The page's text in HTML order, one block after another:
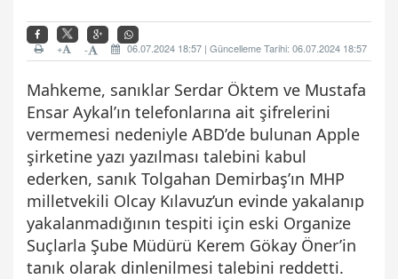
06.07.2024 18:57 | Güncelleme Tarihi: 06.07.2024 18:57
-
+
Mahkeme, sanıklar Serdar Öktem ve Mustafa
Ensar Aykal’ın telefonlarına ait şifrelerini
vermemesi nedeniyle ABD’de bulunan Apple
şirketine yazı yazılması talebini kabul
ederken, sanık Tolgahan Demirbaş’ın MHP
milletvekili Olcay Kılavuz’un evinde yakalanıp
yakalanmadığının tespiti için eski Organize
Suçlarla Şube Müdürü Kerem Gökay Öner’in
tanık olarak dinlenilmesi talebini reddetti.